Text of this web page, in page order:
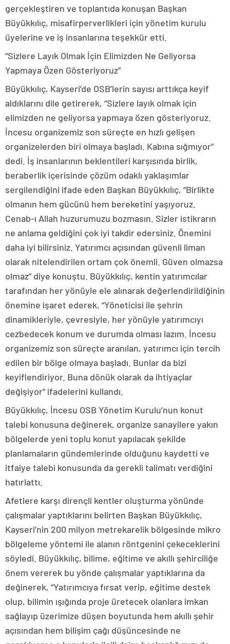
gerçekleştiren ve toplantıda konuşan Başkan
Büyükkılıç, misafirperverlikleri için yönetim kurulu
üyelerine ve iş insanlarına teşekkür etti.
“Sizlere Layık Olmak İçin Elimizden Ne Geliyorsa
Yapmaya Özen Gösteriyoruz”
Büyükkılıç, Kayseri’de OSB’lerin sayısı arttıkça keyif
aldıklarını dile getirerek, “Sizlere layık olmak için
elimizden ne geliyorsa yapmaya özen gösteriyoruz.
İncesu organizemiz son süreçte en hızlı gelişen
organizelerden biri olmaya başladı. Kabına sığmıyor”
dedi. İş insanlarının beklentileri karşısında birlik,
beraberlik içerisinde çözüm odaklı yaklaşımlar
sergilendiğini ifade eden Başkan Büyükkılıç, “Birlikte
olmanın hem gücünü hem bereketini yaşıyoruz.
Cenab-ı Allah huzurumuzu bozmasın. Sizler istikrarın
ne anlama geldiğini çok iyi takdir edersiniz. Önemini
daha iyi bilirsiniz. Yatırımcı açısından güvenli liman
olarak nitelendirilen ortam çok önemli. Güven olmazsa
olmaz” diye konuştu. Büyükkılıç, kentin yatırımcılar
tarafından her yönüyle ele alınarak değerlendirildiğinin
önemine işaret ederek, “Yöneticisi ile şehrin
dinamikleriyle, çevresiyle, her yönüyle yatırımcıyı
cezbedecek konum ve durumda olması lazım. İncesu
organizemiz son süreçte aranılan, yatırımcı için tercih
edilen bir bölge olmaya başladı. Bunlar da bizi
keyiflendiriyor. Buna dönük olarak da ihtiyaçlar
değişiyor” ifadelerini kullandı.
Büyükkılıç, İncesu OSB Yönetim Kurulu’nun konut
talebi konusuna değinerek, organize sanayilere yakın
bölgelerde yeni toplu konut yapılacak şekilde
planlamaların gündemlerinde olduğunu kaydetti ve
itfaiye talebi konusunda da gerekli talimatı verdiğini
hatırlattı.
Afetlere karşı dirençli kentler oluşturma yönünde
çalışmalar yaptıklarını belirten Başkan Büyükkılıç,
Kayseri’nin 200 milyon metrekarelik bölgesinde mikro
bölgeleme yöntemi ile alanın röntgenini çekeceklerini
söyledi. Büyükkılıç, bilime, eğitime ve akıllı şehirciliğe
önem vererek bu yönde çalışmalar yaptıklarına da
değinerek, “Yatırımcıya fırsat verip, eğitime destek
olup, bilimin ışığında proje üretecek olanlara imkan
sağlayıp üzerimize düşen boyutunda hem akıllı şehir
açısından hem bilişim çağı düşüncesinde ne